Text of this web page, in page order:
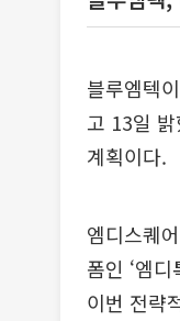
블루엠텍
고 13일
계획이다.
엠디스퀘
폼인 ‘엠
이번 전략